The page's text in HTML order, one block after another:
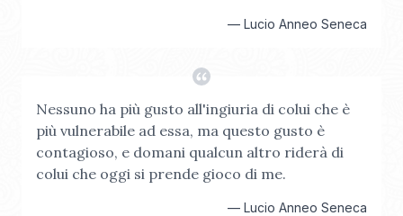
— Lucio Anneo Seneca
Nessuno ha più gusto all'ingiuria di colui che è
più vulnerabile ad essa, ma questo gusto è
contagioso, e domani qualcun altro riderà di
colui che oggi si prende gioco di me.
— Lucio Anneo Seneca